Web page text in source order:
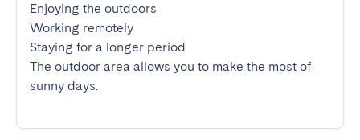
Enjoying the outdoors
Working remotely
Staying for a longer period
The outdoor area allows you to make the most of
sunny days.